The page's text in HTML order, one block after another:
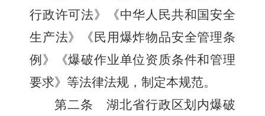
行政许可法》《中华人民共和国安全
生产法》《民用爆炸物品安全管理条
例》《爆破作业单位资质条件和管理
要求》等法律法规，制定本规范。
第二条
湖北省行政区划内爆破